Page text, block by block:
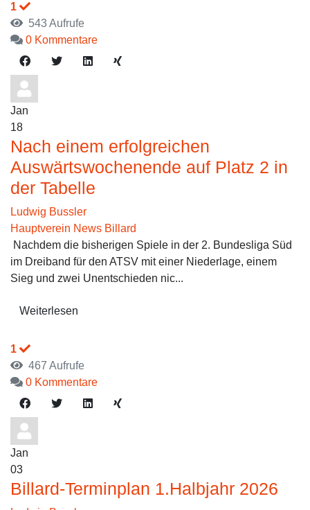
1
543 Aufrufe
0 Kommentare
Jan
18
Nach einem erfolgreichen
Auswärtswochenende auf Platz 2 in
der Tabelle
Ludwig Bussler
Hauptverein News Billard
Nachdem die bisherigen Spiele in der 2. Bundesliga Süd
im Dreiband für den ATSV mit einer Niederlage, einem
Sieg und zwei Unentschieden nic...
Weiterlesen
1
467 Aufrufe
0 Kommentare
Jan
03
Billard-Terminplan 1.Halbjahr 2026